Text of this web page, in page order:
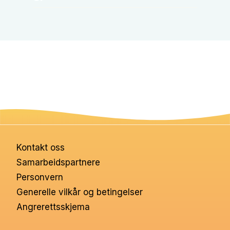
Kontakt oss
Samarbeidspartnere
Personvern
Generelle vilkår og betingelser
Angrerettsskjema